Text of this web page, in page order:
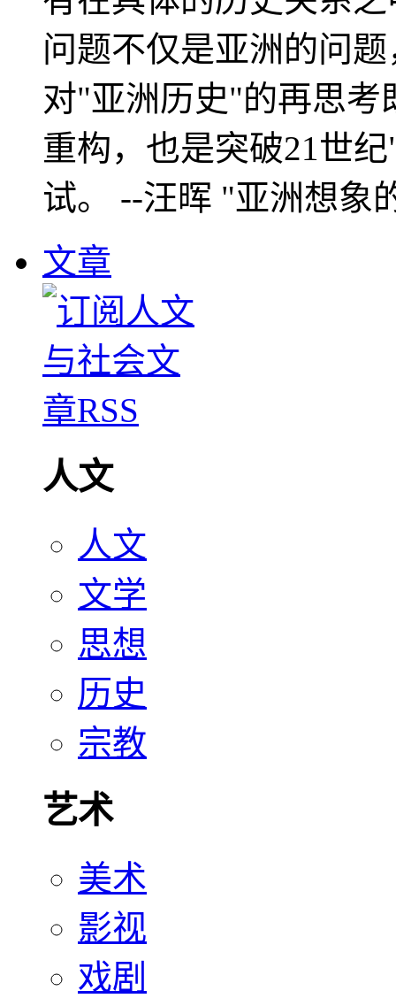
问题不仅是亚洲的问
对"亚洲历史"的再思考
重构，也是突破21世
试。 --汪晖 "亚洲想象
文章
人文
人文
文学
思想
历史
宗教
艺术
美术
影视
戏剧